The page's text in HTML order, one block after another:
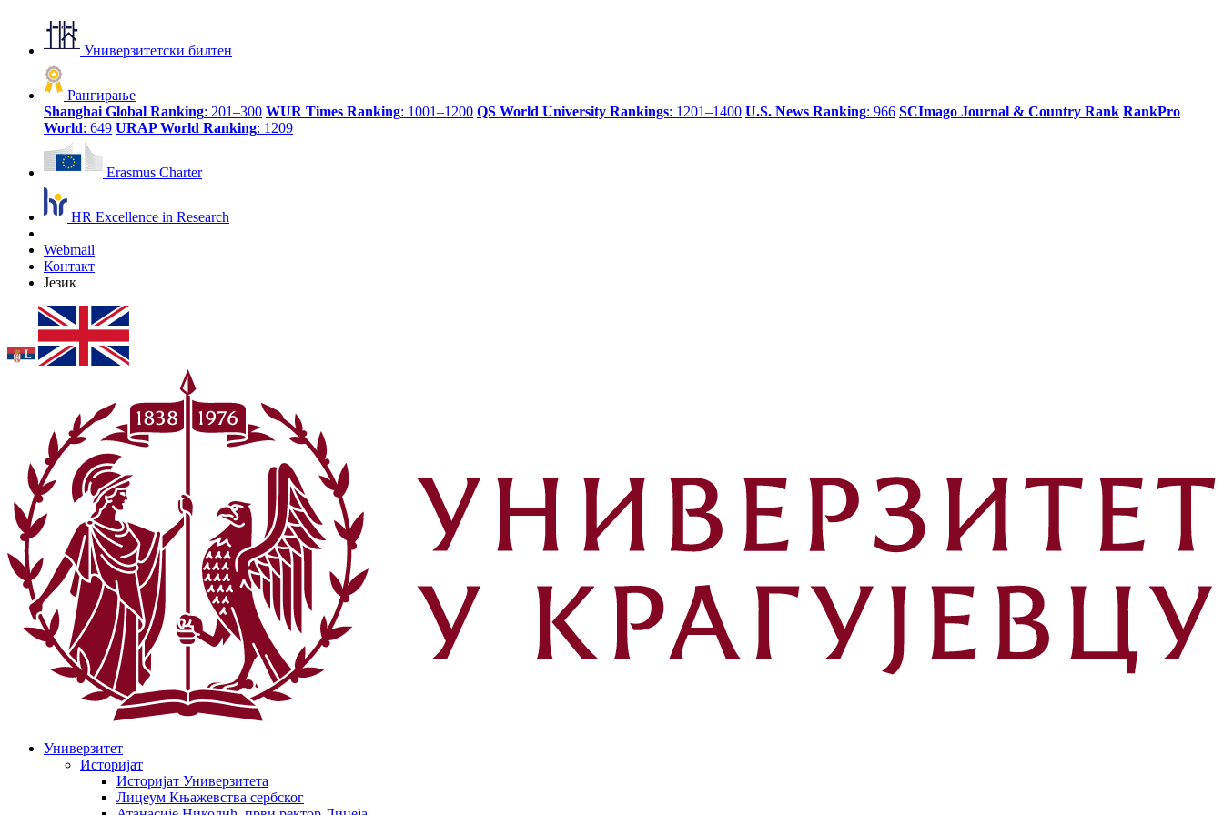
Универзитетски билтен
Рангирање
Shanghai Global Ranking: 201–300 WUR Times Ranking: 1001–1200 QS World University Rankings: 1201–1400 U.S. News Ranking: 966 SCImago Journal & Country Rank RankPro
World: 649 URAP World Ranking: 1209
Erasmus Charter
HR Excellence in Research
Webmail
Контакт
Језик
Универзитет
Историјат
Историјат Универзитета
Лицеум Књажевства сербског